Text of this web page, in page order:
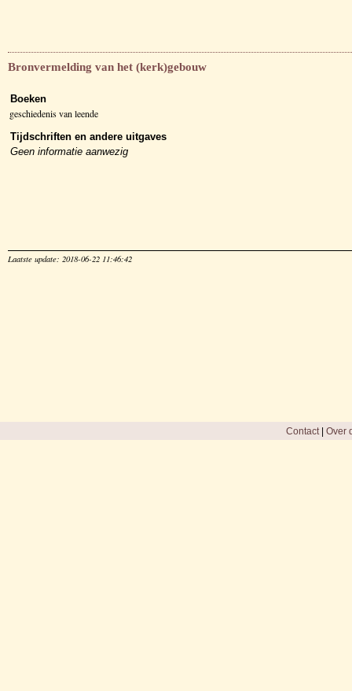
Bronvermelding van het (kerk)gebouw
Boeken
geschiedenis van leende
Tijdschriften en andere uitgaves
Geen informatie aanwezig
Laatste update: 2018-06-22 11:46:42
Contact| Over